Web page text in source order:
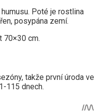
Poté je rostlina
posypána zemí.
70×30 cm.
takže první úroda ve
115 dnech.